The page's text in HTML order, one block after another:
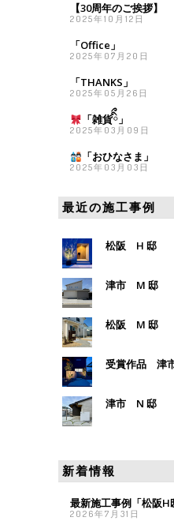
【30周年のご挨拶】
2025年10月12日
「Office」
2025年07月20日
「THANKS」
2025年05月26日
「雑貨ིྀ」
2025年03月09日
「おひなさま 」
2025年03月03日
最近の施工事例
松阪 H 邸
津市 M 邸
松阪 M 邸
受賞作品 津
津市 N 邸
新着情報
最新施工事例「松阪H
2026年7月31日